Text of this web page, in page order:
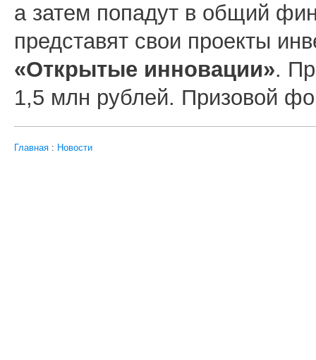
а затем попадут в общий
представят свои проекты
«Открытые инновации».
1,5 млн рублей. Призовой
Главная : Новости